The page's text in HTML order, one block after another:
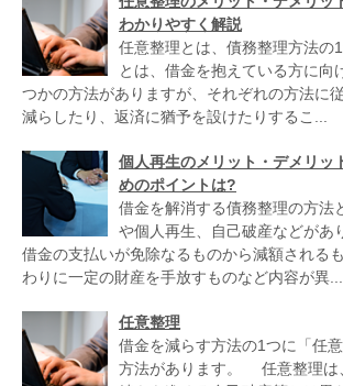
わかりやすく解説
任意整理とは、債務整理方法の
とは、借金を抱えている方に向
つかの方法がありますが、それぞれの方法に
減らしたり、返済に猶予を設けたりするこ...
個人再生のメリット・デメリッ
めのポイントは?
借金を解消する債務整理の方法
や個人再生、自己破産などがあ
借金の支払いが免除なるものから減額される
わりに一定の財産を手放すものなど内容が異...
任意整理
借金を減らす方法の1つに「任
方法があります。 任意整理は